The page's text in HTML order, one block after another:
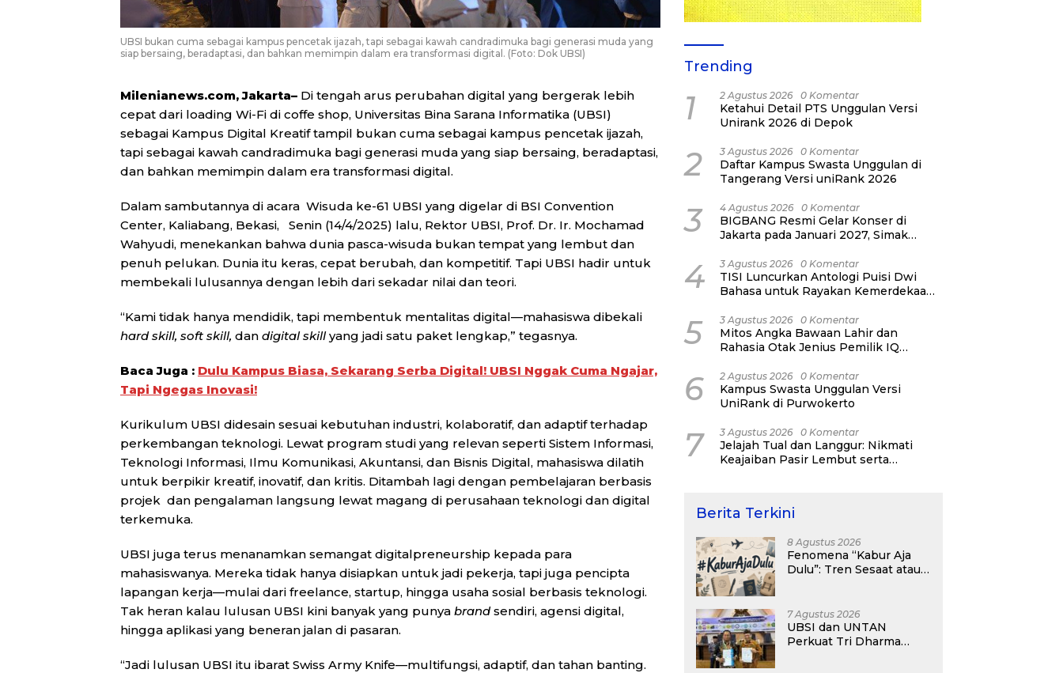
UBSI bukan cuma sebagai kampus pencetak ijazah, tapi sebagai kawah candradimuka bagi generasi muda yang
siap bersaing, beradaptasi, dan bahkan memimpin dalam era transformasi digital. (Foto: Dok UBSI)
Milenianews.com, Jakarta– Di tengah arus perubahan digital yang bergerak lebih
cepat dari loading Wi-Fi di coffe shop, Universitas Bina Sarana Informatika (UBSI)
sebagai Kampus Digital Kreatif tampil bukan cuma sebagai kampus pencetak ijazah,
tapi sebagai kawah candradimuka bagi generasi muda yang siap bersaing, beradaptasi,
dan bahkan memimpin dalam era transformasi digital.
Dalam sambutannya di acara Wisuda ke-61 UBSI yang digelar di BSI Convention
Center, Kaliabang, Bekasi, Senin (14/4/2025) lalu, Rektor UBSI, Prof. Dr. Ir. Mochamad
Wahyudi, menekankan bahwa dunia pasca-wisuda bukan tempat yang lembut dan
penuh pelukan. Dunia itu keras, cepat berubah, dan kompetitif. Tapi UBSI hadir untuk
membekali lulusannya dengan lebih dari sekadar nilai dan teori.
“Kami tidak hanya mendidik, tapi membentuk mentalitas digital—mahasiswa dibekali
hard skill, soft skill, dan digital skillyang jadi satu paket lengkap,” tegasnya.
Baca Juga : Dulu Kampus Biasa, Sekarang Serba Digital! UBSI Nggak Cuma Ngajar,
Tapi Ngegas Inovasi!
Kurikulum UBSI didesain sesuai kebutuhan industri, kolaboratif, dan adaptif terhadap
perkembangan teknologi. Lewat program studi yang relevan seperti Sistem Informasi,
Teknologi Informasi, Ilmu Komunikasi, Akuntansi, dan Bisnis Digital, mahasiswa dilatih
untuk berpikir kreatif, inovatif, dan kritis. Ditambah lagi dengan pembelajaran berbasis
projek dan pengalaman langsung lewat magang di perusahaan teknologi dan digital
terkemuka.
UBSI juga terus menanamkan semangat digitalpreneurship kepada para
mahasiswanya. Mereka tidak hanya disiapkan untuk jadi pekerja, tapi juga pencipta
lapangan kerja—mulai dari freelance, startup, hingga usaha sosial berbasis teknologi.
Tak heran kalau lulusan UBSI kini banyak yang punya brandsendiri, agensi digital,
hingga aplikasi yang beneran jalan di pasaran.
“Jadi lulusan UBSI itu ibarat Swiss Army Knife—multifungsi, adaptif, dan tahan banting.
Trending
1 2 Agustus 2026 0 Komentar
Ketahui Detail PTS Unggulan Versi
Unirank 2026 di Depok
2 3 Agustus 2026 0 Komentar
Daftar Kampus Swasta Unggulan di
Tangerang Versi uniRank 2026
3 4 Agustus 2026 0 Komentar
BIGBANG Resmi Gelar Konser di
Jakarta pada Januari 2027, Simak
4 3 Agustus 2026 0 Komentar
TISI Luncurkan Antologi Puisi Dwi
Bahasa untuk Rayakan Kemerdekaan
5 3 Agustus 2026 0 Komentar
Mitos Angka Bawaan Lahir dan
Rahasia Otak Jenius Pemilik IQ
6 2 Agustus 2026 0 Komentar
Kampus Swasta Unggulan Versi
UniRank di Purwokerto
7 3 Agustus 2026 0 Komentar
Jelajah Tual dan Langgur: Nikmati
Keajaiban Pasir Lembut serta
Berita Terkini
8 Agustus 2026
Fenomena “Kabur Aja
Dulu”: Tren Sesaat atau
Depan?
7 Agustus 2026
UBSI dan UNTAN
Perkuat Tri Dharma